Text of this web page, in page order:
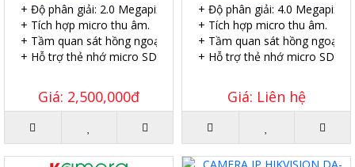
+ Độ phân giải: 2.0 Megapixel.
+ Tích hợp micro thu âm.
+ Tầm quan sát hồng ngoại: 40 mét.
+ Hỗ trợ thẻ nhớ micro SD 256GB.
Giá: 2,500,000đ
+ Độ phân giải: 4.0 Megapixel.
+ Tích hợp micro thu âm.
+ Tầm quan sát hồng ngoại:
+ Hỗ trợ thẻ nhớ micro SD
Giá: Liên hệ